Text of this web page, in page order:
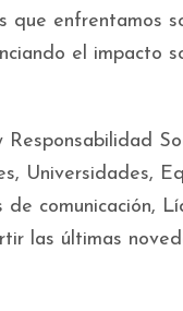
enfrentamos
el impacto
Universidades,
de comunicación,
las últimas